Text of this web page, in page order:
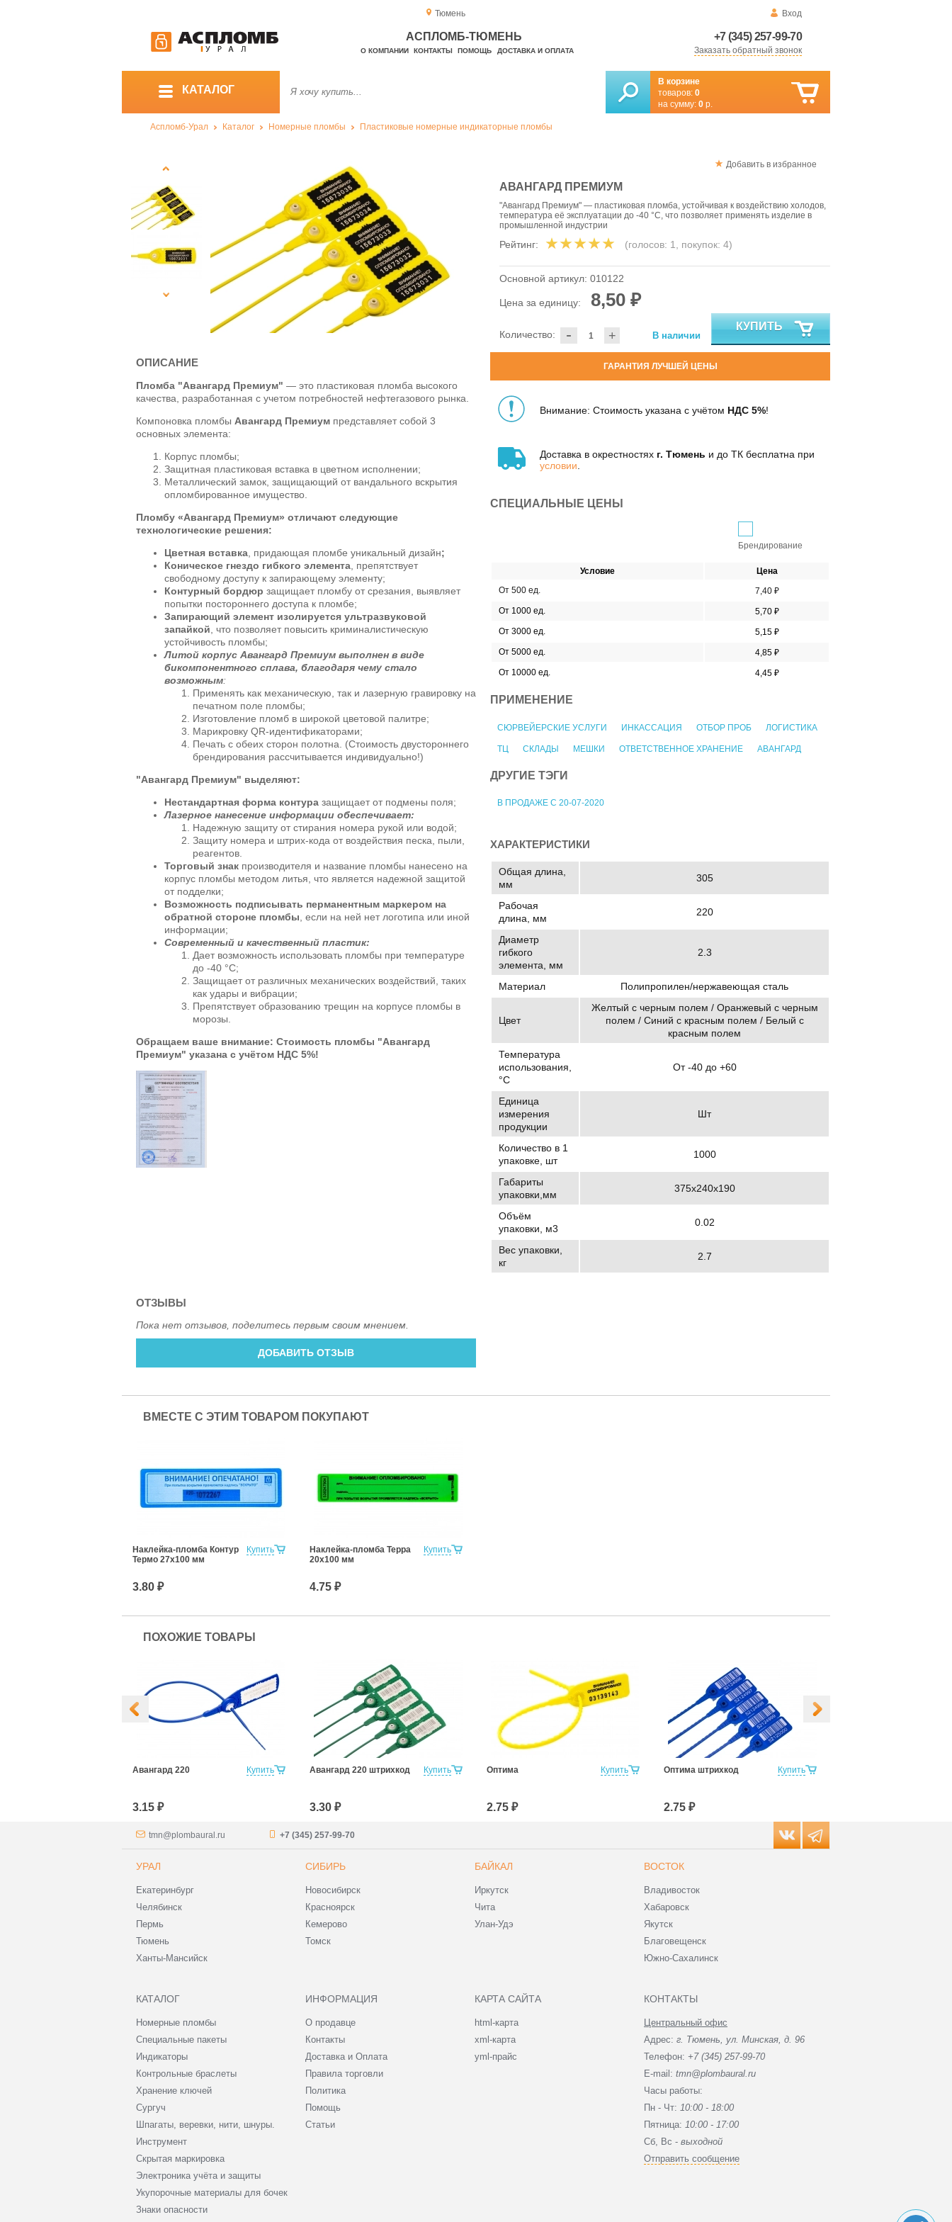
Тюмень Вход
+7 (345) 257-99-70
Заказать обратный звонок
АСПЛОМБ-ТЮМЕНЬ
О КОМПАНИИ КОНТАКТЫ ПОМОЩЬ ДОСТАВКА И ОПЛАТА
КАТАЛОГ
В корзине
товаров: 0
на сумму: 0 р.
Аспломб-Урал Каталог Номерные пломбы Пластиковые номерные индикаторные пломбы
Добавить в избранное
АВАНГАРД ПРЕМИУМ
"Авангард Премиум" — пластиковая пломба, устойчивая к воздействию холодов,
температура её эксплуатации до -40 °C, что позволяет применять изделие в
промышленной индустрии
Рейтинг: (голосов: 1, покупок: 4)
Основной артикул: 010122
Цена за единицу: 8,50 ₽
- +
Количество: В наличии
КУПИТЬ
ГАРАНТИЯ ЛУЧШЕЙ ЦЕНЫ
Внимание: Стоимость указана с учётом НДС 5%!
Доставка в окрестностях г. Тюмень и до ТК бесплатна при
условии
СПЕЦИАЛЬНЫЕ ЦЕНЫ
Брендирование
Условие
Цена
От 500 ед.
7,40 ₽
От 1000 ед.
5,70 ₽
От 3000 ед.
5,15 ₽
От 5000 ед.
4,85 ₽
От 10000 ед.
4,45 ₽
ПРИМЕНЕНИЕ
СЮРВЕЙЕРСКИЕ УСЛУГИ ИНКАССАЦИЯ ОТБОР ПРОБ ЛОГИСТИКА
ТЦ СКЛАДЫ МЕШКИ ОТВЕТСТВЕННОЕ ХРАНЕНИЕ АВАНГАРД
ДРУГИЕ ТЭГИ
В ПРОДАЖЕ С 20-07-2020
ОПИСАНИЕ
Пломба "Авангард Премиум" — это пластиковая пломба высокого
качества, разработанная с учетом потребностей нефтегазового рынка.
Компоновка пломбы Авангард Премиум представляет собой 3
основных элемента:
Корпус пломбы;
Защитная пластиковая вставка в цветном исполнении;
Металлический замок, защищающий от вандального вскрытия
опломбированное имущество.
Пломбу «Авангард Премиум» отличают следующие
технологические решения:
Цветная вставка , придающая пломбе уникальный дизайн;
Коническое гнездо гибкого элемента , препятствует
свободному доступу к запирающему элементу;
Контурный бордюр защищает пломбу от срезания, выявляет
попытки постороннего доступа к пломбе;
Запирающий элемент изолируется ультразвуковой
запайкой , что позволяет повысить криминалистическую
устойчивость пломбы;
Литой корпус Авангард Премиум выполнен в виде
бикомпонентного сплава, благодаря чему стало
возможным:
Применять как механическую, так и лазерную гравировку на
печатном поле пломбы;
Изготовление пломб в широкой цветовой палитре;
Марикровку QR-идентификаторами;
Печать с обеих сторон полотна. (Стоимость двустороннего
брендирования рассчитывается индивидуально!)
"Авангард Премиум" выделяют:
Нестандартная форма контура защищает от подмены поля;
Лазерное нанесение информации обеспечивает:
Надежную защиту от стирания номера рукой или водой;
Защиту номера и штрих-кода от воздействия песка, пыли,
реагентов.
Торговый знак производителя и название пломбы нанесено на
корпус пломбы методом литья, что является надежной защитой
от подделки;
Возможность подписывать перманентным маркером на
обратной стороне пломбы , если на ней нет логотипа или иной
информации;
Современный и качественный пластик:
Дает возможность использовать пломбы при температуре
до -40 °С;
Защищает от различных механических воздействий, таких
как удары и вибрации;
Препятствует образованию трещин на корпусе пломбы в
морозы.
Обращаем ваше внимание: Стоимость пломбы "Авангард
Премиум" указана с учётом НДС 5%!
ХАРАКТЕРИСТИКИ
Общая длина,
мм
305
Рабочая
длина, мм
220
Диаметр
гибкого
элемента, мм
2.3
Материал Полипропилен/нержавеющая сталь
Цвет
Желтый с черным полем / Оранжевый с черным
полем / Синий с красным полем / Белый с
красным полем
Температура
использования,
°C
От -40 до +60
Единица
измерения
продукции
Шт
Количество в 1
упаковке, шт
1000
Габариты
упаковки,мм
375х240х190
Объём
упаковки, м3
0.02
Вес упаковки,
кг
2.7
ОТЗЫВЫ
Пока нет отзывов, поделитесь первым своим мнением.
ДОБАВИТЬ ОТЗЫВ
ВМЕСТЕ С ЭТИМ ТОВАРОМ ПОКУПАЮТ
Купить
Наклейка-пломба Контур
Термо 27х100 мм
3.80 ₽
Купить
Наклейка-пломба Терра
20х100 мм
4.75 ₽
ПОХОЖИЕ ТОВАРЫ
Купить
Авангард 220
3.15 ₽
Купить
Авангард 220 штрихкод
3.30 ₽
Купить
Оптима
2.75 ₽
Купить
Оптима штрихкод
2.75 ₽
tmn@plombaural.ru +7 (345) 257-99-70
УРАЛ
Екатеринбург
Челябинск
Пермь
Тюмень
Ханты-Мансийск
СИБИРЬ
Новосибирск
Красноярск
Кемерово
Томск
БАЙКАЛ
Иркутск
Чита
Улан-Удэ
ВОСТОК
Владивосток
Хабаровск
Якутск
Благовещенск
Южно-Сахалинск
КАТАЛОГ
Номерные пломбы
Специальные пакеты
Индикаторы
Контрольные браслеты
Хранение ключей
Сургуч
Шпагаты, веревки, нити, шнуры.
Инструмент
Скрытая маркировка
Электроника учёта и защиты
Укупорочные материалы для бочек
Знаки опасности
ИНФОРМАЦИЯ
О продавце
Контакты
Доставка и Оплата
Правила торговли
Политика
Помощь
Статьи
КАРТА САЙТА
html-карта
xml-карта
yml-прайс
КОНТАКТЫ
Центральный офис
Адрес: г. Тюмень, ул. Минская, д. 96
Телефон: +7 (345) 257-99-70
E-mail: tmn@plombaural.ru
Часы работы:
Пн - Чт: 10:00 - 18:00
Пятница: 10:00 - 17:00
Сб, Вc - выходной
Отправить сообщение